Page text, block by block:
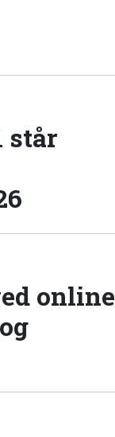
står
online